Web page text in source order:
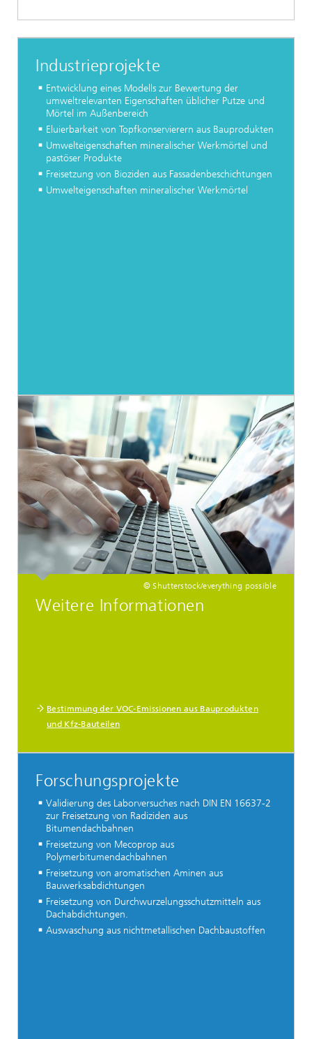
Industrieprojekte
Entwicklung eines Modells zur Bewertung der
umweltrelevanten Eigenschaften üblicher Putze und
Mörtel im Außenbereich
Eluierbarkeit von Topfkonservierern aus Bauprodukten
Umwelteigenschaften mineralischer Werkmörtel und
pastöser Produkte
Freisetzung von Bioziden aus Fassadenbeschichtungen
Umwelteigenschaften mineralischer Werkmörtel
© Shutterstock/everything possible
Weitere Informationen
Bestimmung der VOC-Emissionen aus Bauprodukten
und Kfz-Bauteilen
Forschungsprojekte
Validierung des Laborversuches nach DIN EN 16637-2
zur Freisetzung von Radiziden aus
Bitumendachbahnen
Freisetzung von Mecoprop aus
Polymerbitumendachbahnen
Freisetzung von aromatischen Aminen aus
Bauwerksabdichtungen
Freisetzung von Durchwurzelungsschutzmitteln aus
Dachabdichtungen.
Auswaschung aus nichtmetallischen Dachbaustoffen